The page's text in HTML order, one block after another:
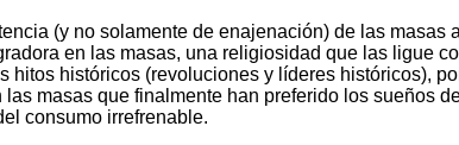
(y no solamente de enajenación) de las
en las masas, una religiosidad que las ligue
históricos (revoluciones y líderes históricos),
masas que finalmente han preferido los sueños
consumo irrefrenable.